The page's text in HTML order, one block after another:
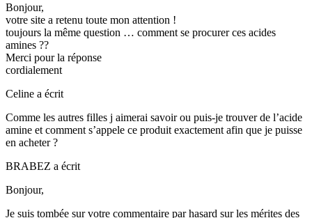
Bonjour,
votre site a retenu toute mon attention !
toujours la même question … comment se procurer ces acides
amines ??
Merci pour la réponse
cordialement
Celine a écrit
Comme les autres filles j aimerai savoir ou puis-je trouver de l’acide
amine et comment s’appele ce produit exactement afin que je puisse
en acheter ?
BRABEZ a écrit
Bonjour,
Je suis tombée sur votre commentaire par hasard sur les mérites des